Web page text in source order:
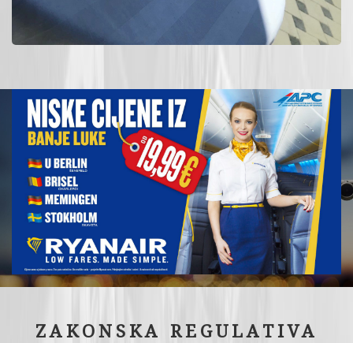
ZAKONSKA REGULATIVA